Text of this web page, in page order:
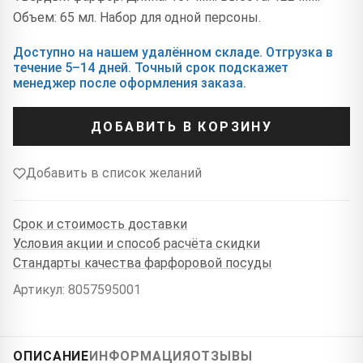
Объем: 65 мл. Набор для одной персоны.
Доступно на нашем удалённом складе. Отгрузка в
течение 5–14 дней. Точный срок подскажет
менеджер после оформления заказа.
ДОБАВИТЬ В КОРЗИНУ
Добавить в список желаний
Срок и стоимость доставки
Условия акции и способ расчёта скидки
Стандарты качества фарфоровой посуды
Артикул: 8057595001
ОПИСАНИЕИНФОРМАЦИЯОТЗЫВЫ